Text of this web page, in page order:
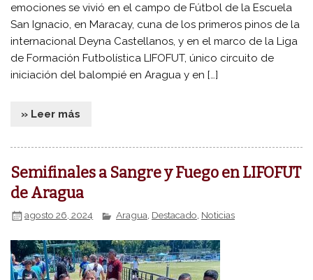
emociones se vivió en el campo de Fútbol de la Escuela
San Ignacio, en Maracay, cuna de los primeros pinos de la
internacional Deyna Castellanos, y en el marco de la Liga
de Formación Futbolística LIFOFUT, único circuito de
iniciación del balompié en Aragua y en […]
» Leer más
Semifinales a Sangre y Fuego en LIFOFUT
de Aragua
agosto 26, 2024 Aragua Destacado Noticias